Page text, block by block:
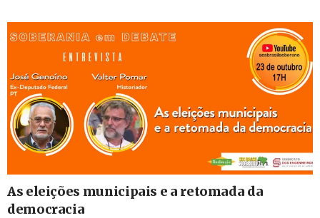
As eleições municipais e a retomada da
democracia